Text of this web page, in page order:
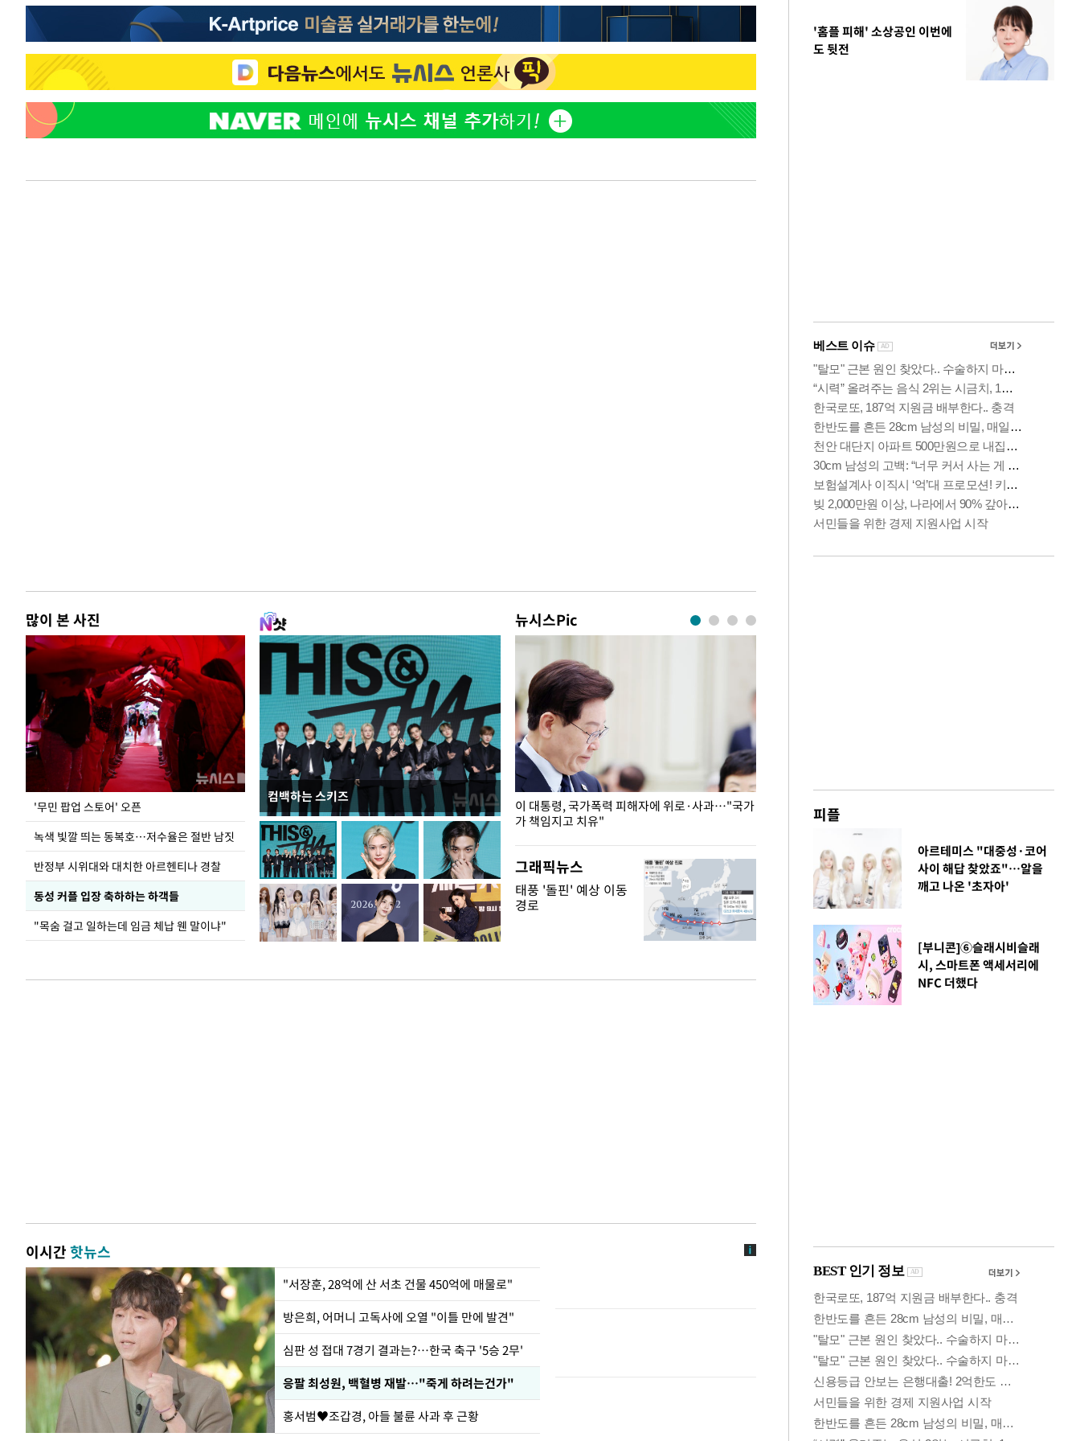
많이 본 사진
'무민 팝업 스토어' 오픈
녹색 빛깔 띄는 동복호…저수율은 절반 남짓
반정부 시위대와 대치한 아르헨티나 경찰
동성 커플 입장 축하하는 하객들
"목숨 걸고 일하는데 임금 체납 웬 말이냐"
컴백하는 스키즈
뉴시스Pic
지석천 뒤덮은 개구리밥
이 대통령, 국가폭력 피해자에 위로·사과…"국가
가 책임지고 치유"
홈플러스, 67개 점포 가오픈… 13일 정식 개장
그래픽뉴스
태풍 '돌핀' 예상 이동
경로
이시간핫뉴스
"서장훈, 28억에 산 서초 건물 450억에 매물로"
방은희, 어머니 고독사에 오열 "이틀 만에 발견"
심판 성 접대 7경기 결과는?…한국 축구 '5승 2무'
응팔 최성원, 백혈병 재발…"죽게 하려는건가"
홍서범♥조갑경, 아들 불륜 사과 후 근황
'홈플 피해' 소상공인 이번에
도 뒷전
피플
아르테미스 "대중성·코어
사이 해답 찾았죠"…알을
깨고 나온 '초자아'
[부니콘]⑥슬래시비슬래
시, 스마트폰 액세서리에
NFC 더했다